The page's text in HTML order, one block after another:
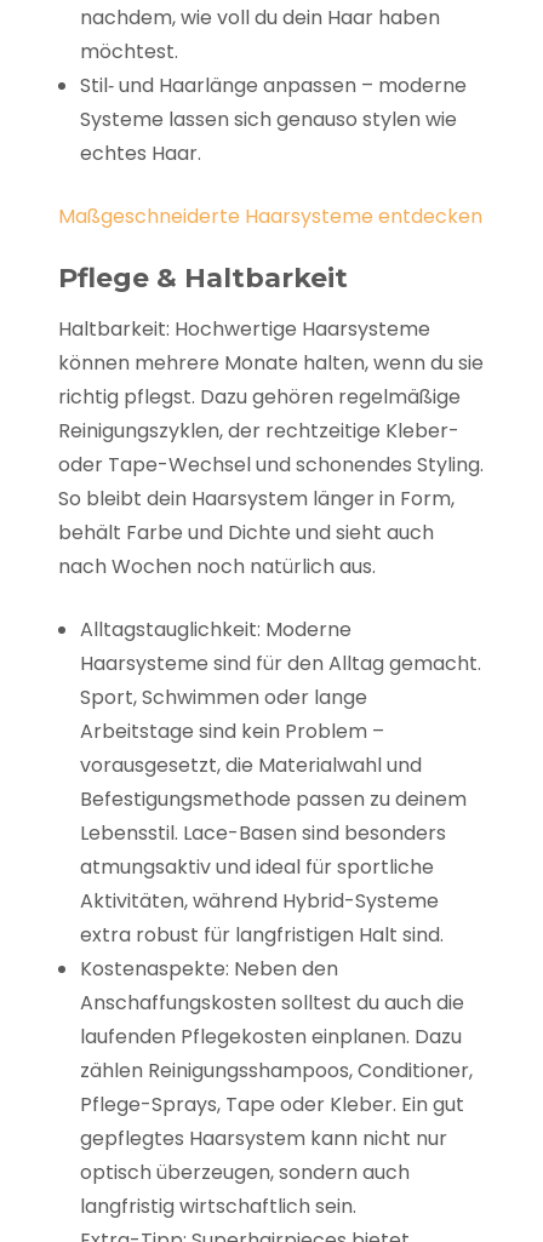
nachdem, wie voll du dein Haar haben
möchtest.
Stil‑ und Haarlänge anpassen – moderne
Systeme lassen sich genauso stylen wie
echtes Haar.
Maßgeschneiderte Haarsysteme entdecken
Pflege & Haltbarkeit
Haltbarkeit: Hochwertige Haarsysteme
können mehrere Monate halten, wenn du sie
richtig pflegst. Dazu gehören regelmäßige
Reinigungszyklen, der rechtzeitige Kleber-
oder Tape-Wechsel und schonendes Styling.
So bleibt dein Haarsystem länger in Form,
behält Farbe und Dichte und sieht auch
nach Wochen noch natürlich aus.
Alltagstauglichkeit: Moderne
Haarsysteme sind für den Alltag gemacht.
Sport, Schwimmen oder lange
Arbeitstage sind kein Problem –
vorausgesetzt, die Materialwahl und
Befestigungsmethode passen zu deinem
Lebensstil. Lace-Basen sind besonders
atmungsaktiv und ideal für sportliche
Aktivitäten, während Hybrid-Systeme
extra robust für langfristigen Halt sind.
Kostenaspekte: Neben den
Anschaffungskosten solltest du auch die
laufenden Pflegekosten einplanen. Dazu
zählen Reinigungsshampoos, Conditioner,
Pflege-Sprays, Tape oder Kleber. Ein gut
gepflegtes Haarsystem kann nicht nur
optisch überzeugen, sondern auch
langfristig wirtschaftlich sein.